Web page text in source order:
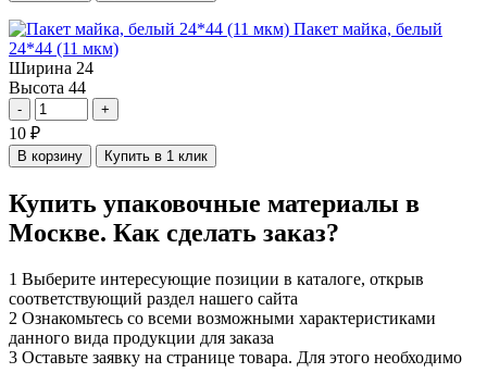
Пакет майка, белый
24*44 (11 мкм)
Ширина 24
Высота 44
- +
10 ₽
В корзину Купить в 1 клик
Купить упаковочные материалы в
Москве. Как сделать заказ?
1 Выберите интересующие позиции в каталоге, открыв
соответствующий раздел нашего сайта
2 Ознакомьтесь со всеми возможными характеристиками
данного вида продукции для заказа
3 Оставьте заявку на странице товара. Для этого необходимо